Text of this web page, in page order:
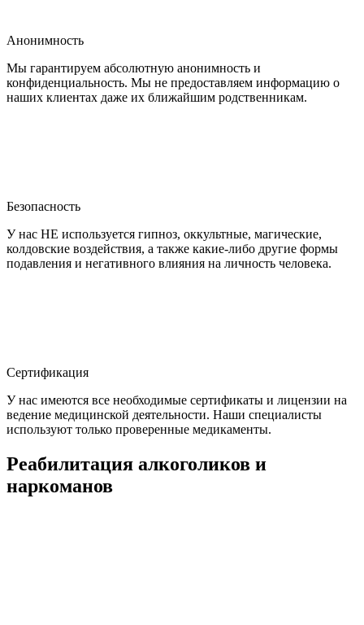
Анонимность
Мы гарантируем абсолютную анонимность и
конфиденциальность. Мы не предоставляем информацию о
наших клиентах даже их ближайшим родственникам.
Безопасность
У нас НЕ используется гипноз, оккультные, магические,
колдовские воздействия, а также какие-либо другие формы
подавления и негативного влияния на личность человека.
Сертификация
У нас имеются все необходимые сертификаты и лицензии на
ведение медицинской деятельности. Наши специалисты
используют только проверенные медикаменты.
Реабилитация алкоголиков и
наркоманов